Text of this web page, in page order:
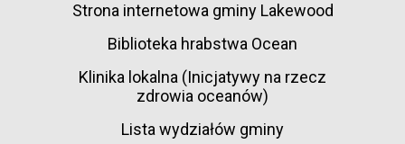
Strona internetowa gminy Lakewood
Biblioteka hrabstwa Ocean
Klinika lokalna (Inicjatywy na rzecz
zdrowia oceanów)
Lista wydziałów gminy